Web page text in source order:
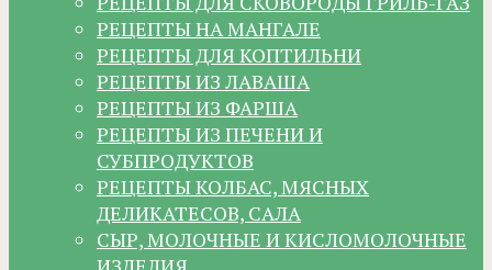
РЕЦЕПТЫ НА МАНГАЛЕ
РЕЦЕПТЫ ДЛЯ КОПТИЛЬНИ
РЕЦЕПТЫ ИЗ ЛАВАША
РЕЦЕПТЫ ИЗ ФАРША
РЕЦЕПТЫ ИЗ ПЕЧЕНИ И
СУБПРОДУКТОВ
РЕЦЕПТЫ КОЛБАС, МЯСНЫХ
ДЕЛИКАТЕСОВ, САЛА
СЫР, МОЛОЧНЫЕ И КИСЛОМОЛОЧНЫЕ